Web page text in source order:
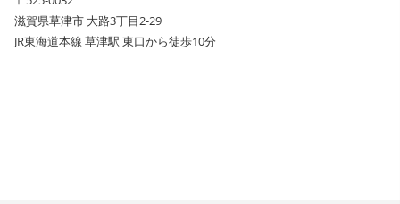
滋賀県草津市 大路3丁目2-29
JR東海道本線 草津駅 東口から徒歩10分